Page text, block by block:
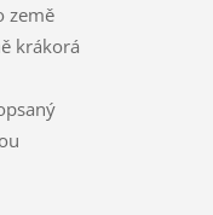
země
krákorá